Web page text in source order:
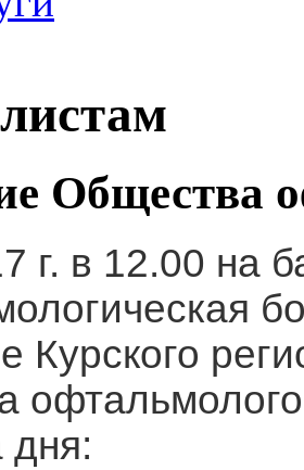
Общества
г. в 12.00 на
Курского
дня: